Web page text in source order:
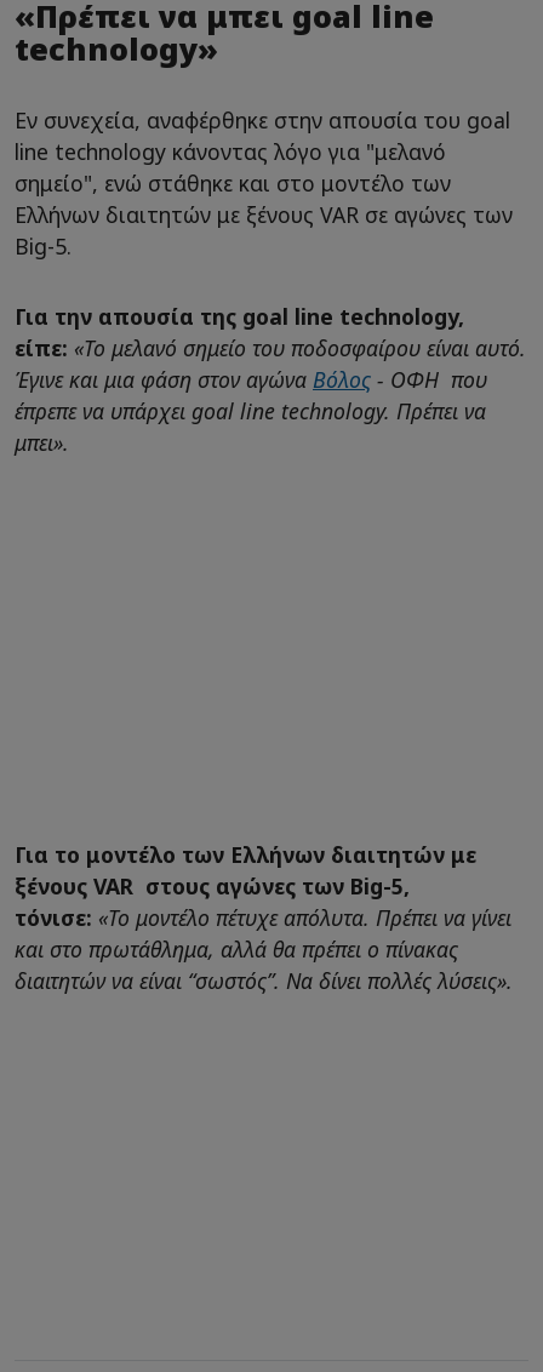
«Πρέπει να μπει goal line
technology»
Εν συνεχεία, αναφέρθηκε στην απουσία του goal
line technology κάνοντας λόγο για "μελανό
σημείο", ενώ στάθηκε και στο μοντέλο των
Ελλήνων διαιτητών με ξένους VAR σε αγώνες των
Big-5.
Για την απουσία της goal line technology,
είπε: «Το μελανό σημείο του ποδοσφαίρου είναι αυτό.
Έγινε και μια φάση στον αγώνα Βόλος - ΟΦΗ που
έπρεπε να υπάρχει goal line technology. Πρέπει να
μπει».
Για το μοντέλο των Ελλήνων διαιτητών με
ξένους VAR στους αγώνες των Big-5,
τόνισε: «Το μοντέλο πέτυχε απόλυτα. Πρέπει να γίνει
και στο πρωτάθλημα, αλλά θα πρέπει ο πίνακας
διαιτητών να είναι “σωστός”. Να δίνει πολλές λύσεις».